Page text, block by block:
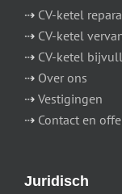
⇢ CV-ketel
⇢ CV-ketel
⇢ CV-ketel
⇢ Over ons
⇢ Vestigingen
⇢ Contact en
Juridisch